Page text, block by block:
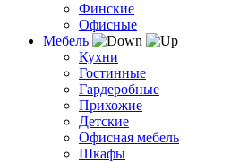
Финские
Офисные
Мебель
Кухни
Гостинные
Гардеробные
Прихожие
Детские
Офисная мебель
Шкафы